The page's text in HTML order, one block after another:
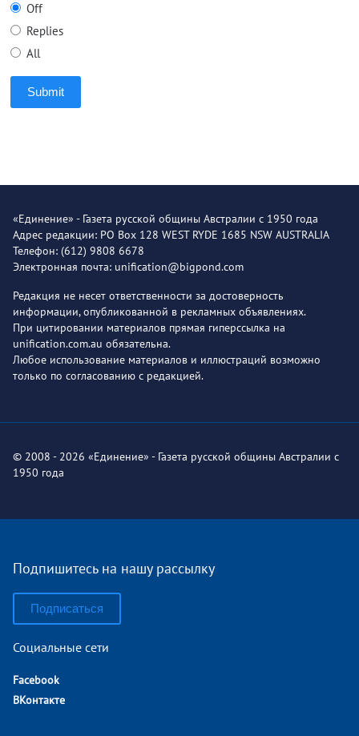
Off
Replies
All
Submit
«Единение» - Газета русской общины Австралии с 1950 года
Адрес редакции: PO Box 128 WEST RYDE 1685 NSW AUSTRALIA
Телефон: (612) 9808 6678
Электронная почта: unification@bigpond.com
Редакция не несет ответственности за достоверность
информации, опубликованной в рекламных объявлениях.
При цитировании материалов прямая гиперссылка на
unification.com.au обязательна.
Любое использование материалов и иллюстраций возможно
только по согласованию с редакцией.
© 2008 - 2026 «Единение» - Газета русской общины Австралии с
1950 года
Подпишитесь на нашу рассылку
Подписаться
Социальные сети
Facebook
ВКонтакте